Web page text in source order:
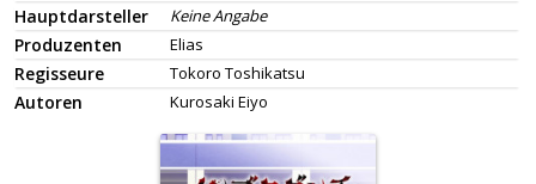
Hauptdarsteller Keine Angabe
Produzenten Elias
Regisseure Tokoro Toshikatsu
Autoren Kurosaki Eiyo